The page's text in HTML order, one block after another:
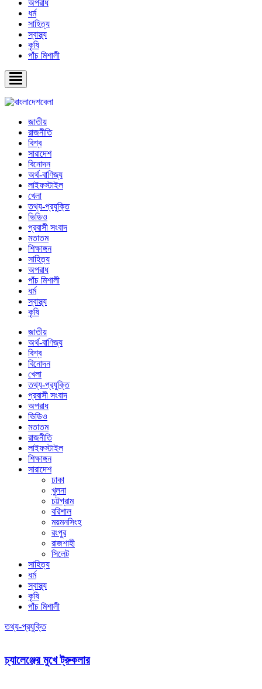
অপরাধ
ধর্ম
সাহিত্য
স্বাস্থ্য
কৃষি
পাঁচ মিশালী
জাতীয়
রাজনীতি
বিশ্ব
সারাদেশ
বিনোদন
অর্থ-বাণিজ্য
লাইফস্টাইল
খেলা
তথ্য-প্রযুক্তি
ভিডিও
প্রবাসী সংবাদ
মতাতম
শিক্ষাঙ্গন
সাহিত্য
অপরাধ
পাঁচ মিশালী
ধর্ম
স্বাস্থ্য
কৃষি
জাতীয়
অর্থ-বাণিজ্য
বিশ্ব
বিনোদন
খেলা
তথ্য-প্রযুক্তি
প্রবাসী সংবাদ
অপরাধ
ভিডিও
মতাতম
রাজনীতি
লাইফস্টাইল
শিক্ষাঙ্গন
সারাদেশ
ঢাকা
খুলনা
চট্টগ্রাম
বরিশাল
ময়মনসিংহ
রংপুর
রাজশাহী
সিলেট
সাহিত্য
ধর্ম
স্বাস্থ্য
কৃষি
পাঁচ মিশালী
তথ্য-প্রযুক্তি
চ্যালেঞ্জের মুখে ট্রুকলার